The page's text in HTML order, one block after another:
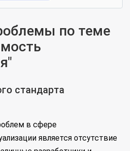
по теме
стандарта
в сфере
является отсутствие